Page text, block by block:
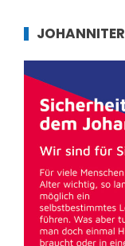
JOHANNITER